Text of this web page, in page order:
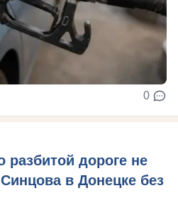
0
разбитой дороге не
в Донецке без